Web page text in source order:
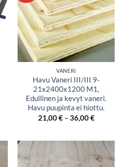
VANERI
Havu Vaneri III/III 9-
21x2400x1200 M1,
Edullinen ja kevyt vaneri.
Havu puupinta ei hiottu.
21,00€ –36,00€